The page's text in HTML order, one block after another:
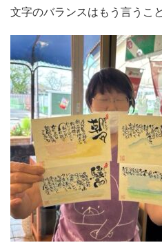
文字のバランスはもう言うこ